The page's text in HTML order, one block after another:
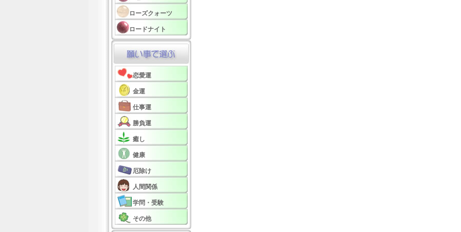
ローズクォーツ
ロードナイト
恋愛運
金運
仕事運
勝負運
癒し
健康
厄除け
人間関係
学問・受験
その他